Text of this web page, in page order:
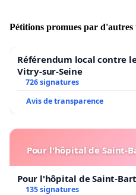
Pétitions promues par d'autres
Référendum local contre
Vitry-sur-Seine
726 signatures
Avis de transparence
Pour l'hôpital de Saint-
Pour l'hôpital de Saint-
135 signatures